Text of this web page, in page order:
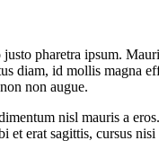
pharetra ipsum.
diam, id mollis magna
non augue.
nisl mauris a
et erat sagittis, cursus